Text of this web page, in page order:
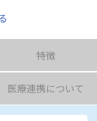
特徴
医療連携について